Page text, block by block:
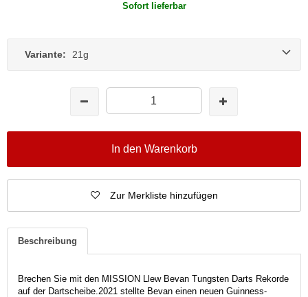
Sofort lieferbar
Variante: 21g
In den Warenkorb
Zur Merkliste hinzufügen
Beschreibung
Brechen Sie mit den MISSION Llew Bevan Tungsten Darts Rekorde
auf der Dartscheibe. 2021 stellte Bevan einen neuen Guinness-